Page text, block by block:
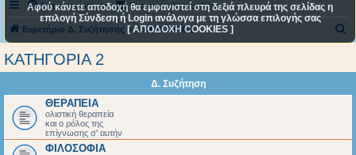
Συχνές ερωτήσεις Επικοινωνήστε μαζί μας
Ευρετήριο Δ. Συζήτησης ΚΑΤΗΓΟΡΙΑ 2
η
ΚΑΤΗΓΟΡΙΑ 2
Δ. Συζήτηση
ΘΕΡΑΠΕΙΑ
ολιστική θεραπεία
και ο ρόλος της
επίγνωσης σ' αυτήν
ΦΙΛΟΣΟΦΙΑ
Αφού κάνετε αποδοχή θα εμφανιστεί στη δεξιά πλευρά της σελίδας η
επιλογή Σύνδεση ή Login ανάλογα με τη γλώσσα επιλογής σας
[ ΑΠΟΔΟΧΗ COOKIES ]